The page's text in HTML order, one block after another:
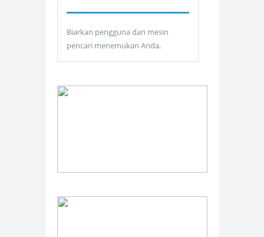
Biarkan pengguna dan mesin
pencari menemukan Anda.